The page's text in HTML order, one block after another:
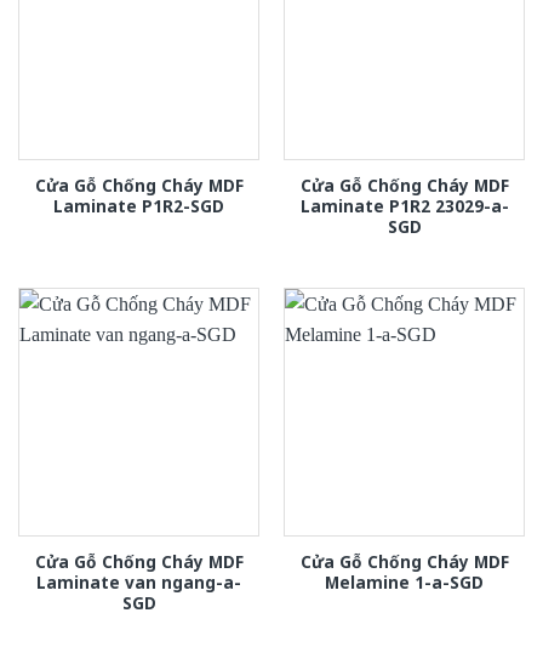
Cửa Gỗ Chống Cháy MDF
Laminate P1R2-SGD
Cửa Gỗ Chống Cháy MDF
Laminate P1R2 23029-a-
SGD
Cửa Gỗ Chống Cháy MDF
Laminate van ngang-a-
SGD
Cửa Gỗ Chống Cháy MDF
Melamine 1-a-SGD